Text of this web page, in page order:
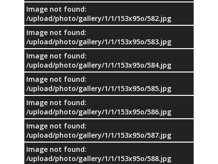
Image not found:
/upload/photo/gallery/1/1/153x95o/582.jpg
Image not found:
/upload/photo/gallery/1/1/153x95o/583.jpg
Image not found:
/upload/photo/gallery/1/1/153x95o/584.jpg
Image not found:
/upload/photo/gallery/1/1/153x95o/585.jpg
Image not found:
/upload/photo/gallery/1/1/153x95o/586.jpg
Image not found:
/upload/photo/gallery/1/1/153x95o/587.jpg
Image not found:
/upload/photo/gallery/1/1/153x95o/588.jpg